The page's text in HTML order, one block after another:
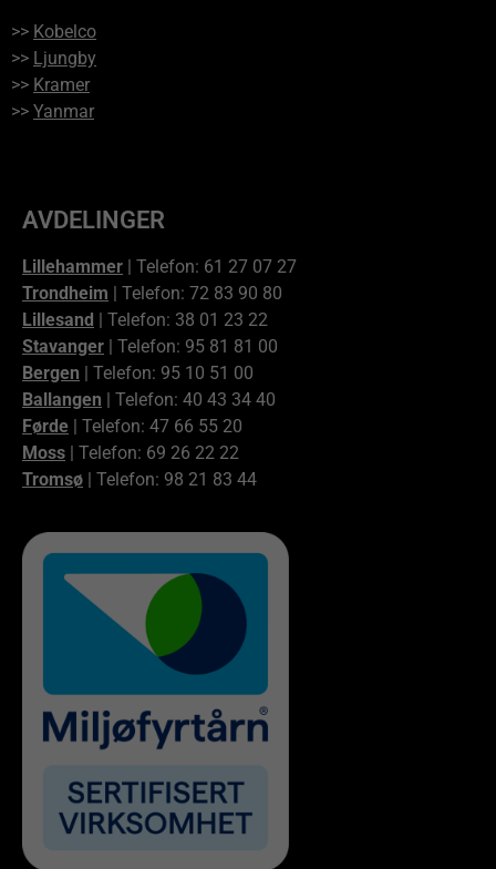
>> Kobelco
>> Ljungby
>> Kramer
>> Yanmar
AVDELINGER
Lillehammer | Telefon: 61 27 07 27
Trondheim | Telefon: 72 83 90 80
Lillesand | Telefon: 38 01 23 22
Stavanger | Telefon: 95 81 81 00
Bergen | Telefon: 95 10 51 00
Ballangen | Telefon: 40 43 34 40
Førde | Telefon: 47 66 55 20
Moss | Telefon: 69 26 22 22
Tromsø | Telefon: 98 21 83 44